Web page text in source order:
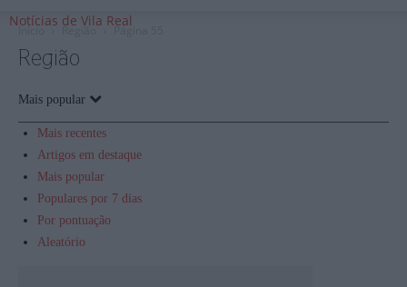
Notícias de Vila Real
Início Região Página 55
Região
Mais popular
Mais recentes
Artigos em destaque
Mais popular
Populares por 7 dias
Por pontuação
Aleatório